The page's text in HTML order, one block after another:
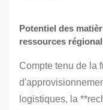
Potentiel des
ressources
Compte tenu de la
logistiques, la